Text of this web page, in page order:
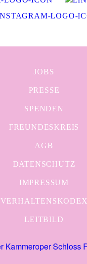
JOBS
PRESSE
SPENDEN
FREUNDESKREIS
AGB
DATENSCHUTZ
IMPRESSUM
VERHALTENSKODEX
LEITBILD